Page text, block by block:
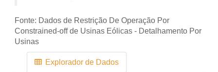
Fonte: Dados de Restrição De Operação Por
Constrained-off de Usinas Eólicas - Detalhamento Por
Usinas
Explorador de Dados